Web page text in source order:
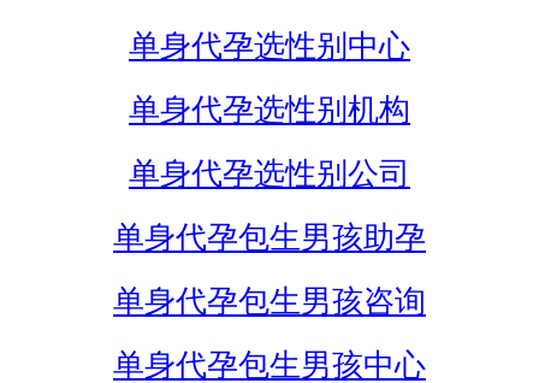
单身代孕选性别中心
单身代孕选性别机构
单身代孕选性别公司
单身代孕包生男孩助孕
单身代孕包生男孩咨询
单身代孕包生男孩中心